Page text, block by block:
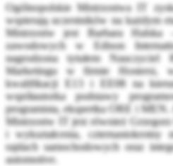
Ogólnopolskie Mistrzostwa IT
wspierają uczestników na każdym
Mistrzostw jest Barbara Halska
zawodowych w Edison
nagrodzona tytułem Nauczyciel
Marketingu w firmie Hostersi,
kwalifikacji E13 i EE08 na
współautorka podstawy
programista, ekspertka ORE i
Mistrzostw IT jest również
i wykształcenia,
rajdach samochodowych oraz
automotive.